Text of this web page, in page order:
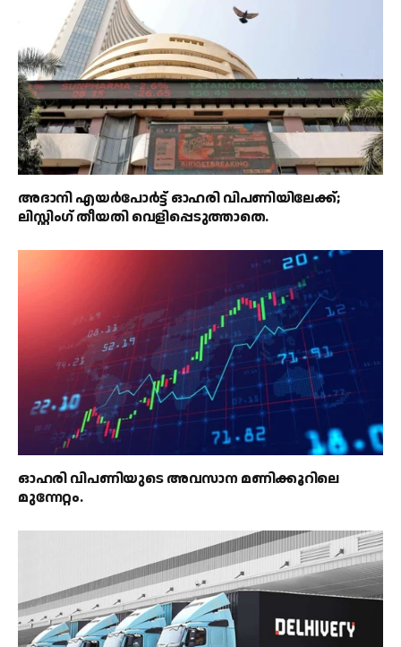
അദാനി എയർപോർട്ട് ഓഹരി വിപണിയിലേക്ക്;
ലിസ്റ്റിംഗ് തീയതി വെളിപ്പെടുത്താതെ.
ഓഹരി വിപണിയുടെ അവസാന മണിക്കൂറിലെ
മുന്നേറ്റം.